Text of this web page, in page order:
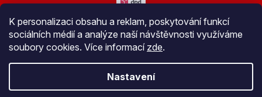
K personalizaci obsahu a reklam, poskytování funkcí
sociálních médií a analýze naší návštěvnosti využíváme
soubory cookies. Více informací zde.
Nastavení
Bezpečná platba